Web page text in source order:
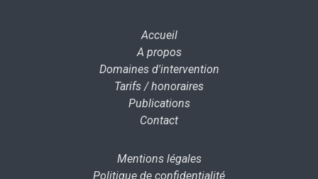
Accueil
A propos
Domaines d'intervention
Tarifs / honoraires
Publications
Contact
Mentions légales
Politique de confidentialité